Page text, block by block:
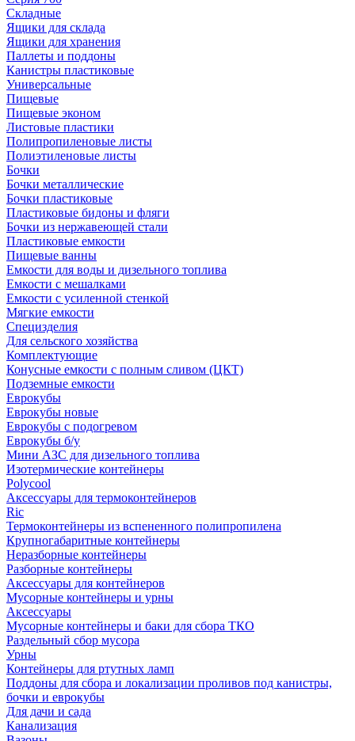
Складные
Ящики для склада
Ящики для хранения
Паллеты и поддоны
Канистры пластиковые
Универсальные
Пищевые
Пищевые эконом
Листовые пластики
Полипропиленовые листы
Полиэтиленовые листы
Бочки
Бочки металлические
Бочки пластиковые
Пластиковые бидоны и фляги
Бочки из нержавеющей стали
Пластиковые емкости
Пищевые ванны
Емкости для воды и дизельного топлива
Емкости с мешалками
Емкости с усиленной стенкой
Мягкие емкости
Специзделия
Для сельского хозяйства
Комплектующие
Конусные емкости с полным сливом (ЦКТ)
Подземные емкости
Еврокубы
Еврокубы новые
Еврокубы с подогревом
Еврокубы б/у
Мини АЗС для дизельного топлива
Изотермические контейнеры
Polycool
Аксессуары для термоконтейнеров
Ric
Термоконтейнеры из вспененного полипропилена
Крупногабаритные контейнеры
Неразборные контейнеры
Разборные контейнеры
Аксессуары для контейнеров
Мусорные контейнеры и урны
Аксессуары
Мусорные контейнеры и баки для сбора ТКО
Раздельный сбор мусора
Урны
Контейнеры для ртутных ламп
Поддоны для сбора и локализации проливов под канистры,
бочки и еврокубы
Для дачи и сада
Канализация